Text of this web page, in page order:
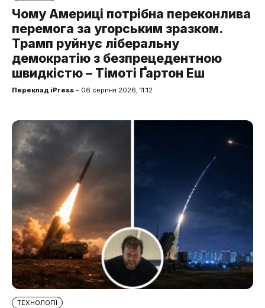
Чому Америці потрібна переконлива
перемога за угорським зразком.
Трамп руйнує ліберальну
демократію з безпрецедентною
швидкістю – Тімоті Ґартон Еш
Переклад iPress – 06 серпня 2026, 11:12
ТЕХНОЛОГІЇ